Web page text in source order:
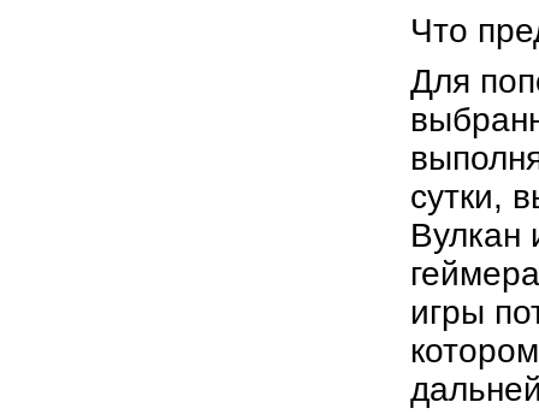
Что
Для
сутки,
Вулкан
игры